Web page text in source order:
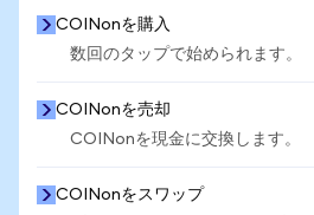
COINonを購入
数回のタップで始められます。
COINonを売却
COINonを現金に交換します。
COINonをスワップ